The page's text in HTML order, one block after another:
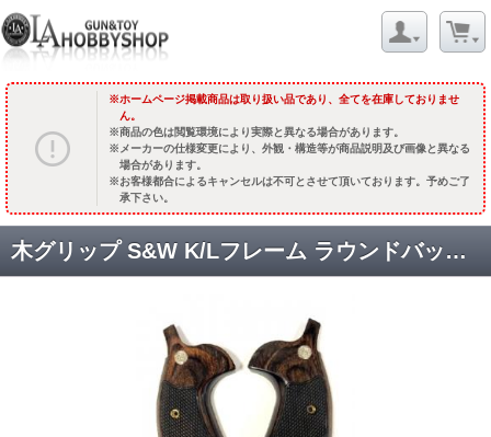
ホームページ掲載商品は取り扱い品であり、全てを在庫しておりませ
ん。
商品の色は閲覧環境により実際と異なる場合があります。
メーカーの仕様変更により、外観・構造等が商品説明及び画像と異なる
場合があります。
お客様都合によるキャンセルは不可とさせて頂いております。予めご了
承下さい。
木グリップ S&W K/Lフレーム ラウンドバット用 コンバージョン・ターゲット・チェッカー・メダリオン付 /スーパーウォルナット(ブラウン) [品切中.再生産待ち]